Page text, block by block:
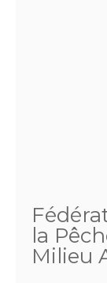
la
Milieu